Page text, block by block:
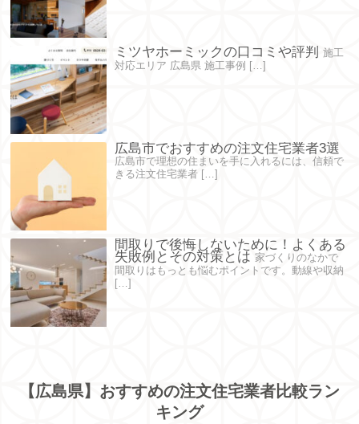
ミツヤホーミックの口コミや評判
施工
対応エリア 広島県 施工事例 […]
広島市でおすすめの注文住宅業者3選
広島市で理想の住まいを手に入れるには、信頼で
きる注文住宅業者 […]
間取りで後悔しないために！よくある
失敗例とその対策とは 家づくりのなかで
間取りはもっとも悩むポイントです。動線や収納
[…]
【広島県】おすすめの注文住宅業者比較ラン
キング